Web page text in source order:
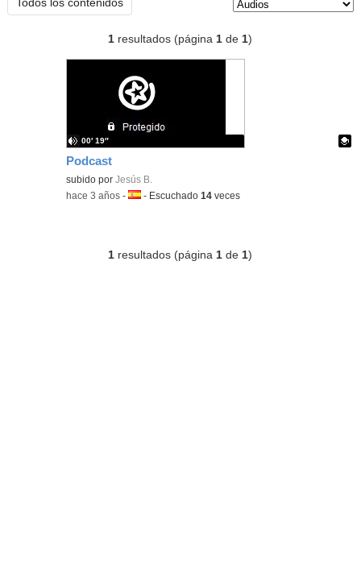
Todos los contenidos
1 resultados (página1 de1)
Podcast
Contenido educativo.
subido porJesús B.
00′ 19″
-hace 3 años -Idioma:
- Escuchado14 veces
1 resultados (página 1 de 1)